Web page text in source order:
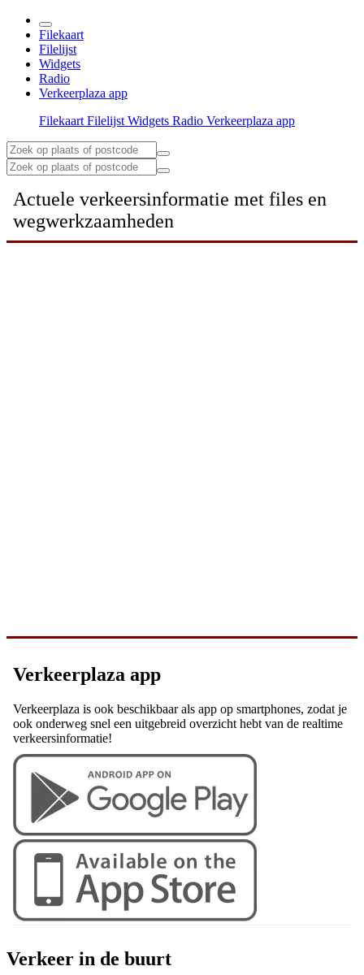
Filekaart
Filelijst
Widgets
Radio
Verkeerplaza app
Filekaart Filelijst Widgets Radio Verkeerplaza app
Actuele verkeersinformatie met files en
wegwerkzaamheden
Verkeerplaza app
Verkeerplaza is ook beschikbaar als app op smartphones, zodat je
ook onderweg snel een uitgebreid overzicht hebt van de realtime
verkeersinformatie!
Verkeer in de buurt